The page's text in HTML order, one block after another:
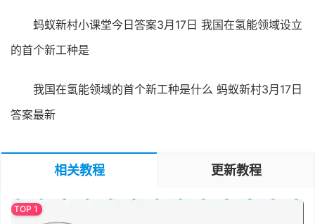
蚂蚁新村小课堂今日答案3月17日 我国在氢能领域设立
的首个新工种是
我国在氢能领域的首个新工种是什么 蚂蚁新村3月17日
答案最新
相关教程 更新教程